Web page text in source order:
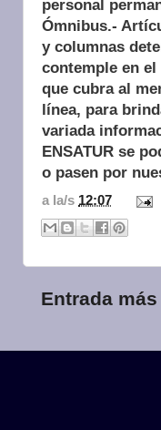
personal
Ómnibus.-
y columnas
contemple en
que cubra al
línea, para
variada
ENSATUR se
o pasen por
a la/s 12:07
Entrada